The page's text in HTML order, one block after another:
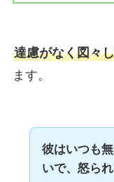
達慮がなく図々
ます。
彼はいつも
いで、怒ら